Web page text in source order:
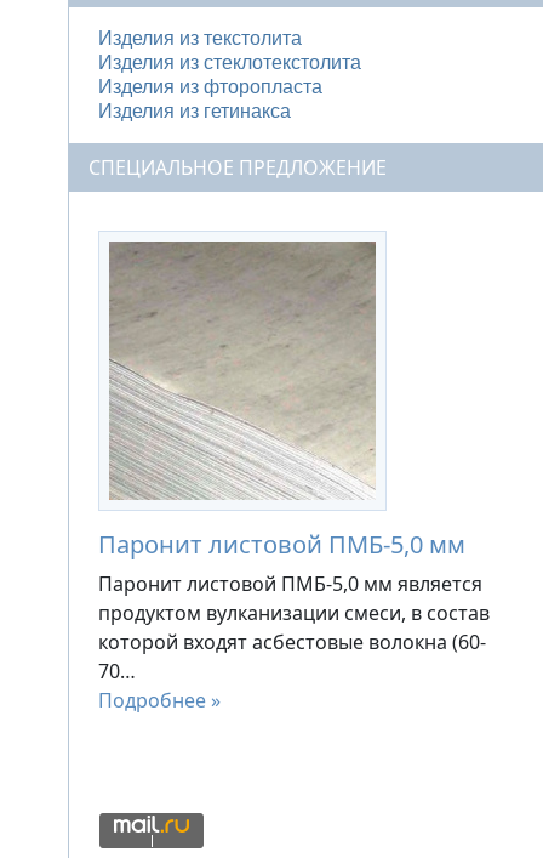
Изделия из текстолита
Изделия из стеклотекстолита
Изделия из фторопласта
Изделия из гетинакса
СПЕЦИАЛЬНОЕ ПРЕДЛОЖЕНИЕ
Паронит листовой ПМБ-5,0 мм
Паронит листовой ПМБ-5,0 мм является
продуктом вулканизации смеси, в состав
которой входят асбестовые волокна (60-
70…
Подробнее »